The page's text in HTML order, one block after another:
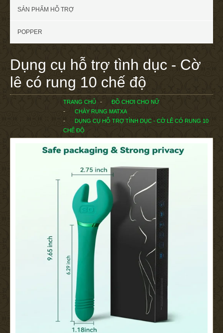
SẢN PHẨM HỖ TRỢ
POPPER
Dụng cụ hỗ trợ tình dục - Cờ
lê có rung 10 chế độ
TRANG CHỦ
ĐỒ CHƠI CHO NỮ
CHÀY RUNG MATXA
DỤNG CỤ HỖ TRỢ TÌNH DỤC - CỜ LÊ CÓ RUNG 10
CHẾ ĐỘ